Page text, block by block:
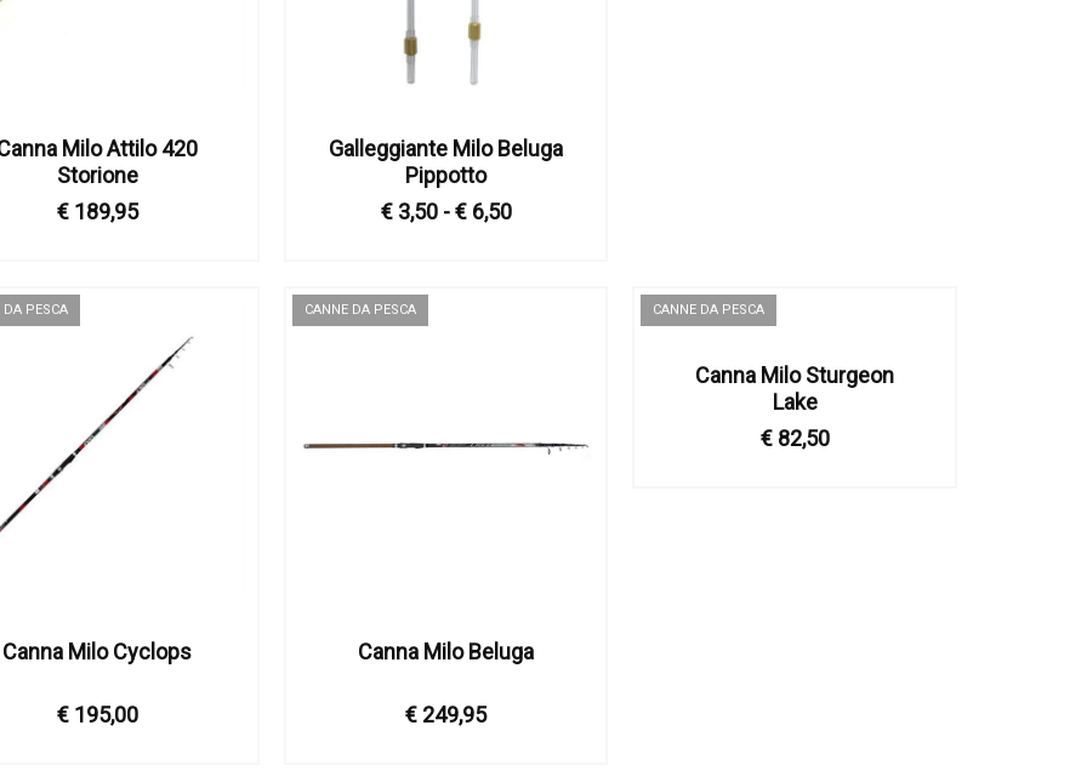
Milo Attilo 420
Storione
€ 189,95
Galleggiante Milo Beluga
Pippotto
€ 3,50 - € 6,50
DA PESCA
Canna Milo Cyclops
€ 195,00
CANNE DA PESCA
Canna Milo Beluga
€ 249,95
CANNE DA PESCA
Canna Milo Sturgeon
Lake
€ 82,50